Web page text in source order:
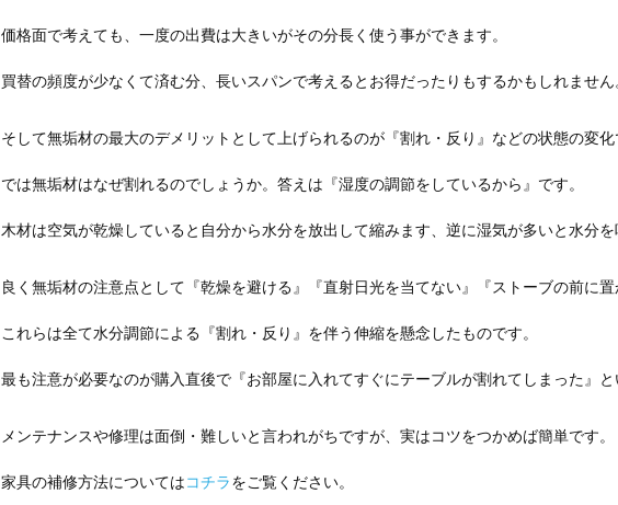
価格面で考えても、一度の出費は大きいがその分長く使う事ができます。
買替の頻度が少なくて済む分、長いスパンで考えるとお得だったりもするかもしれません
そして無垢材の最大のデメリットとして上げられるのが『割れ・反り』などの状態の変化
では無垢材はなぜ割れるのでしょうか。答えは『湿度の調節をしているから』です。
木材は空気が乾燥していると自分から水分を放出して縮みます、逆に湿気が多いと水分を
良く無垢材の注意点として『乾燥を避ける』『直射日光を当てない』『ストーブの前に置
これらは全て水分調節による『割れ・反り』を伴う伸縮を懸念したものです。
最も注意が必要なのが購入直後で『お部屋に入れてすぐにテーブルが割れてしまった』と
メンテナンスや修理は面倒・難しいと言われがちですが、実はコツをつかめば簡単です。
家具の補修方法についてはコチラをご覧ください。